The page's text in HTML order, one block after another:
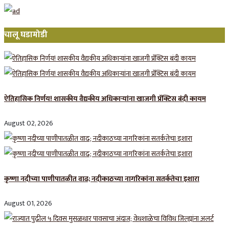
चालू घडामोडी
ऐतिहासिक निर्णय! शासकीय वैद्यकीय अधिकाऱ्यांना खाजगी प्रॅक्टिस बंदी कायम
August 02, 2026
कृष्णा नदीच्या पाणीपातळीत वाढ; नदीकाठच्या नागरिकांना सतर्कतेचा इशारा
August 01, 2026